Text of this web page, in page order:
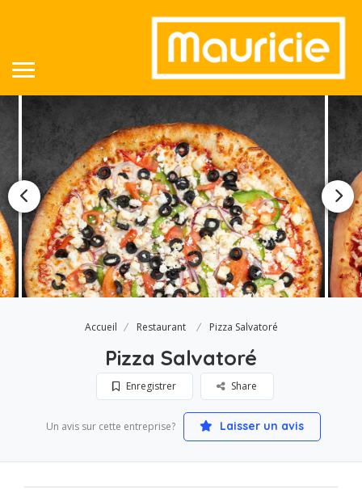
Accueil Restaurant Pizza Salvatoré
Pizza Salvatoré
Enregistrer Share
Un avis sur cette entreprise? Laisser un avis